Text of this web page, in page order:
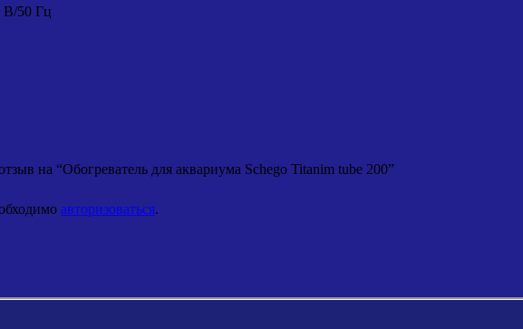
В/50 Гц
на “Обогреватель для аквариума Schego Titanim tube 200”
авторизоваться.